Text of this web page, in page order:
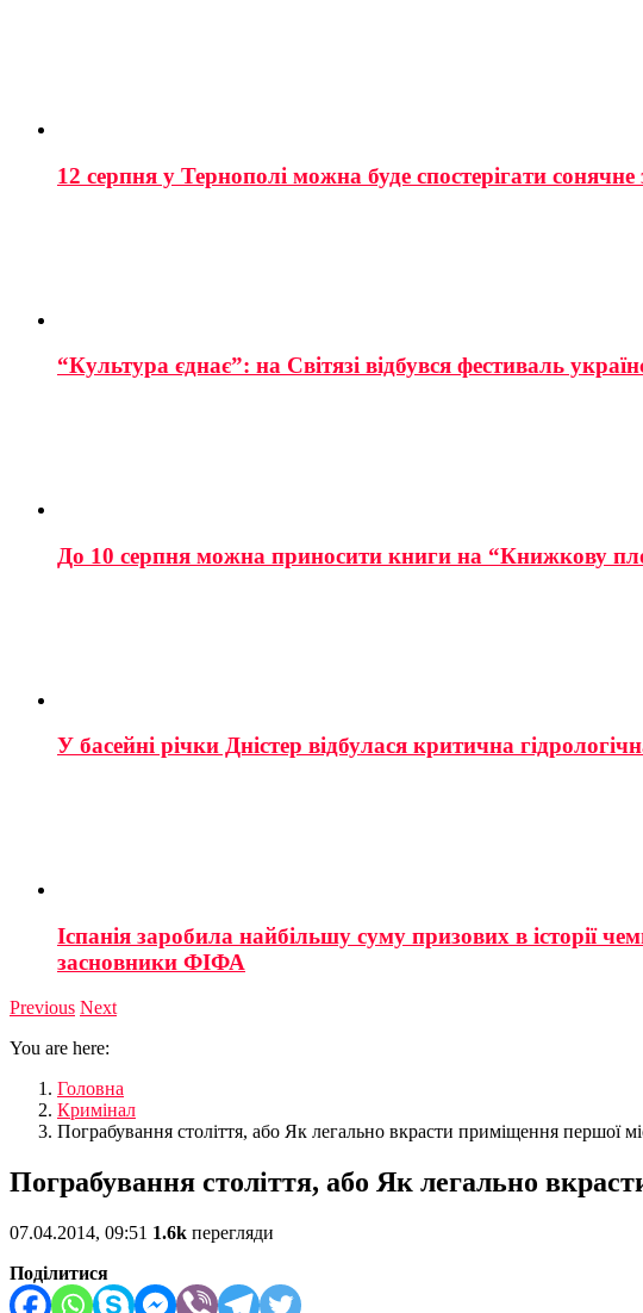
12 серпня у Тернополі можна буде спостерігати сонячне
“Культура єднає”: на Світязі відбувся фестиваль
До 10 серпня можна приносити книги на “Книжкову
У басейні річки Дністер відбулася критична
Іспанія заробила найбільшу суму призових в історії
засновники ФІФА
Previous Next
You are here:
Головна
Кримінал
Пограбування століття, або Як легально вкрасти приміщення першої
Пограбування століття, або Як легально
07.04.2014, 09:51 1.6k перегляди
Поділитися